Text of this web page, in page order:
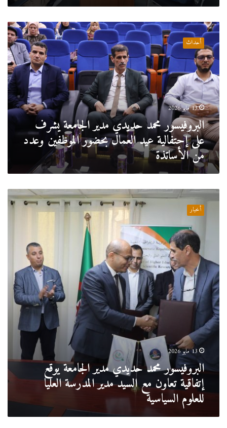
البروفيسور
محمد
حديدي
مدير
الجامعة
يشرف
على
إحتفالية
عيد
العمال
بحضور
الموظفين
وعدد
من
الأساتذة
أحداث
13 مايو 2026
البروفيسور محمد حديدي مدير الجامعة يشرف
على إحتفالية عيد العمال بحضور الموظفين وعدد
من الأساتذة
البروفيسور
محمد
حديدي
إتفاقية
تعاون
مع
السيد
مدير
المدرسة
العليا
للعلوم
أخبار
13 مايو 2026
البروفيسور محمد حديدي مدير الجامعة يوقع
إتفاقية تعاون مع السيد مدير المدرسة العليا
للعلوم السياسية